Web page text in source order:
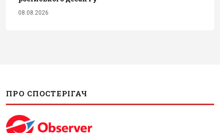
08.08.2026
ПРО СПОСТЕРІГАЧ